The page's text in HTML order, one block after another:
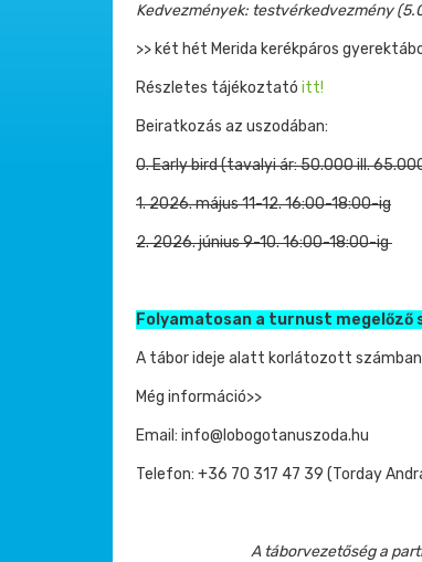
Kedvezmények: testvérkedvezmény
>> két hét Merida kerékpáros
Részletes tájékoztató itt!
Beiratkozás az uszodában:
0. Early bird (tavalyi ár: 50.000 ill.
1. 2026. május 11-12. 16:00-18:00-ig
2. 2026. június 9-10. 16:00-18:00-ig
Folyamatosan a turnust megelőző
A tábor ideje alatt korlátozott
Még információ>>
Email: info@lobogotanuszoda.hu
Telefon: +36 70 317 47 39 (Torday
A táborvezetőség a